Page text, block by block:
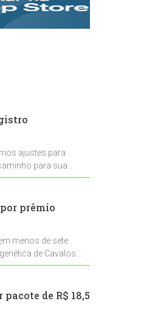
e
técnico para
ajustes para
para sua
prêmio
menos de sete
de Cavalos
de R$ 18,5